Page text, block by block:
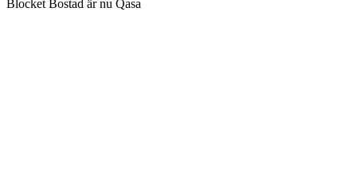
Blocket Bostad är nu Qasa